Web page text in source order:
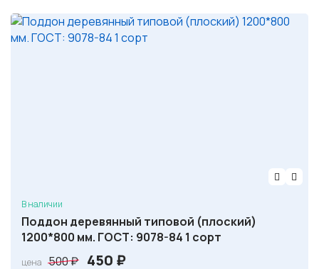
В наличии
Поддон деревянный типовой (плоский)
1200*800 мм. ГОСТ: 9078-84 1 сорт
цена 500₽ П
450 ₽Т